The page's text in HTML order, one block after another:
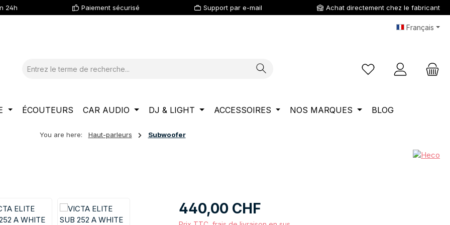
24h Paiement sécurisé Support par e-mail Achat directement chez le fabricant
Français
Vous avez 0 articles
ÉCOUTEURS CAR AUDIO DJ & LIGHT ACCESSOIRES NOS MARQUES BLOG
You are here: Haut-parleurs Subwoofer
Prix régulier :
440,00 CHF